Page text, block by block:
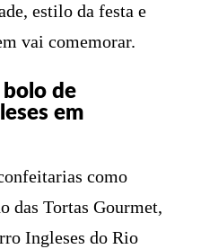
estilo da festa e
vai comemorar.
de
em
como
das Tortas Gourmet,
Ingleses do Rio